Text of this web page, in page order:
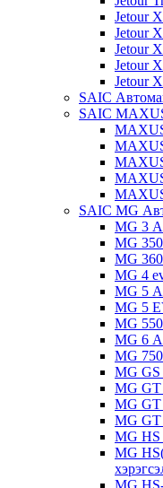
Jetour
Jetour
Jetour
Jetour
Jetour
SAIC
SAIC
SAIC MG
MG 3
MG
MG
MG 4
MG 5
MG 5
MG
MG 6
MG
MG GS
MG GT
MG
MG GT
MG HS
MG
MG